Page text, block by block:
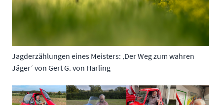
Jagderzählungen eines Meisters: ‚Der Weg zum wahren
Jäger‘ von Gert G. von Harling